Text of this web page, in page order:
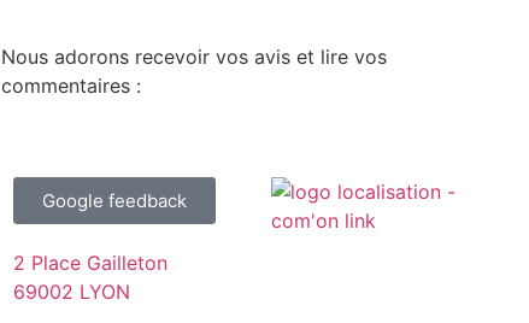
Nous adorons recevoir vos avis et lire vos
commentaires :
Google feedback
2 Place Gailleton
69002 LYON